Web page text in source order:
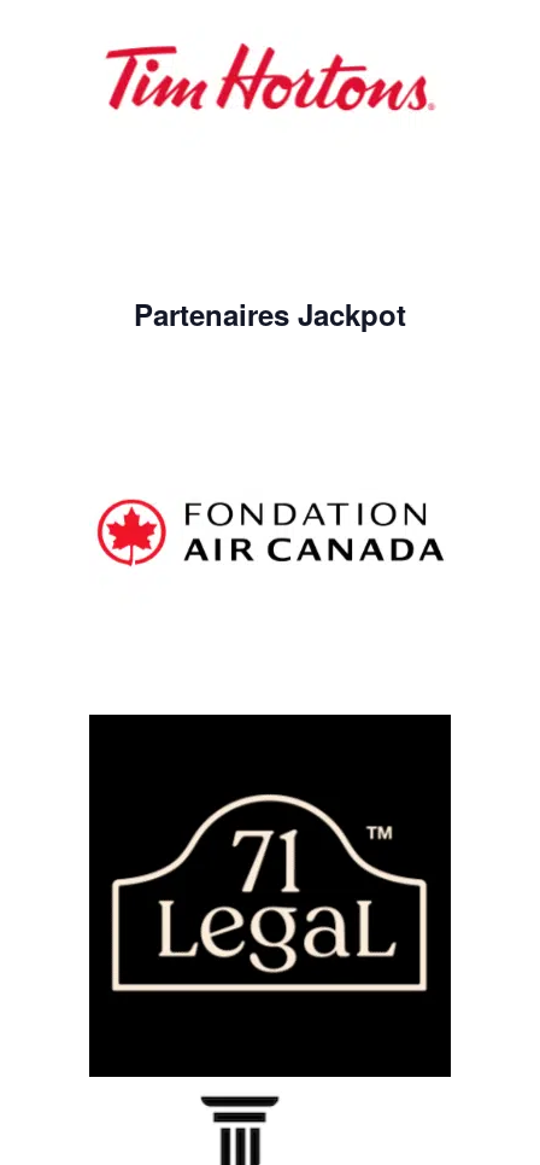
Partenaires Jackpot